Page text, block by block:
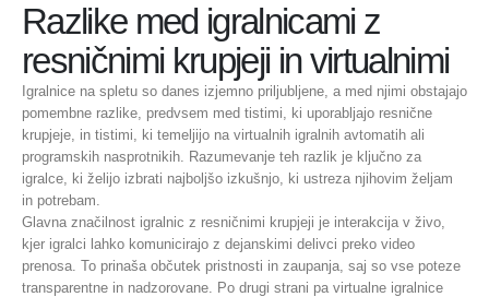
Razlike med igralnicami z
resničnimi krupjeji in virtualnimi
Igralnice na spletu so danes izjemno priljubljene, a med njimi obstajajo
pomembne razlike, predvsem med tistimi, ki uporabljajo resnične
krupjeje, in tistimi, ki temeljijo na virtualnih igralnih avtomatih ali
programskih nasprotnikih. Razumevanje teh razlik je ključno za
igralce, ki želijo izbrati najboljšo izkušnjo, ki ustreza njihovim željam
in potrebam.
Glavna značilnost igralnic z resničnimi krupjeji je interakcija v živo,
kjer igralci lahko komunicirajo z dejanskimi delivci preko video
prenosa. To prinaša občutek pristnosti in zaupanja, saj so vse poteze
transparentne in nadzorovane. Po drugi strani pa virtualne igralnice